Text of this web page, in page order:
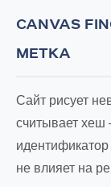
CANVAS
МЕТКА
Сайт рисует
считывает хеш
не влияет на